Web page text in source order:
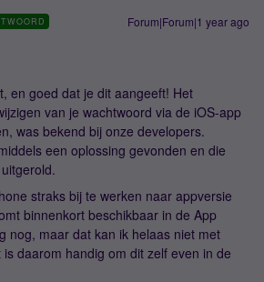
Forum|Forum|1 year ago
en goed dat je dit aangeeft! Het
van je wachtwoord via de iOS-app
was bekend bij onze developers.
een oplossing gevonden en die
straks bij te werken naar appversie
binnenkort beschikbaar in de App
nog, maar dat kan ik helaas niet met
daarom handig om dit zelf even in de